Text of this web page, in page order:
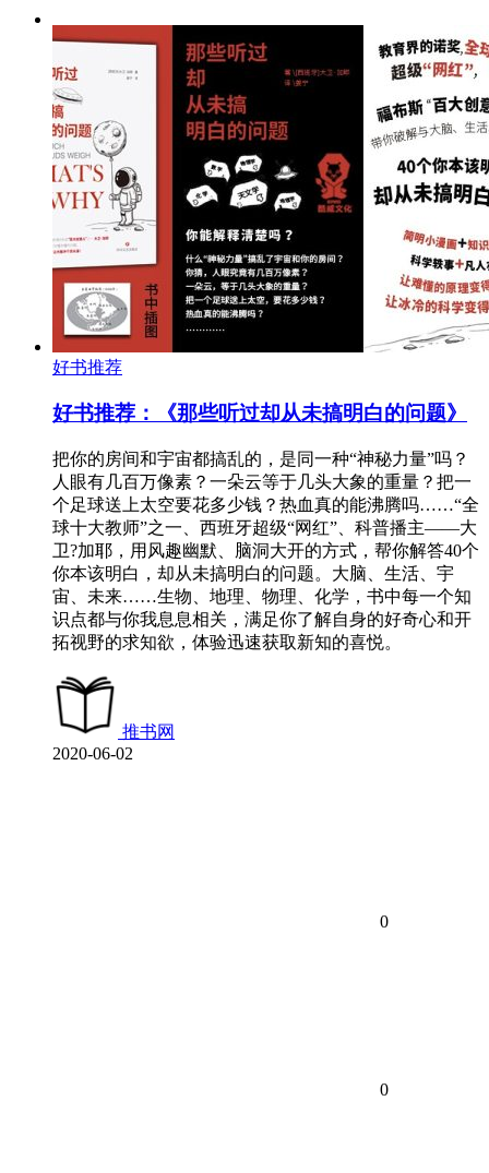
好书推荐
好书推荐：《那些听过却从未搞明白的问题》
把你的房间和宇宙都搞乱的，是同一种“神秘力量”吗？
人眼有几百万像素？一朵云等于几头大象的重量？把一
个足球送上太空要花多少钱？热血真的能沸腾吗……“全
球十大教师”之一、西班牙超级“网红”、科普播主——大
卫?加耶，用风趣幽默、脑洞大开的方式，帮你解答40个
你本该明白，却从未搞明白的问题。大脑、生活、宇
宙、未来……生物、地理、物理、化学，书中每一个知
识点都与你我息息相关，满足你了解自身的好奇心和开
拓视野的求知欲，体验迅速获取新知的喜悦。
推书网
2020-06-02
0
0